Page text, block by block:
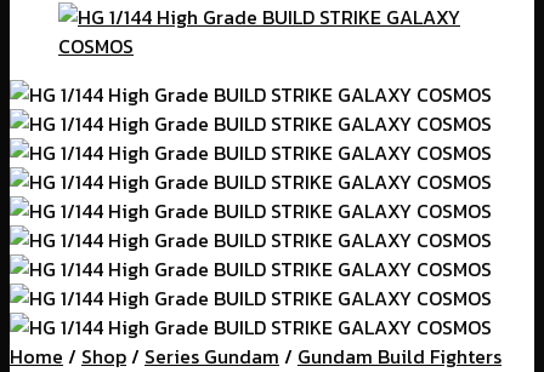
Home / Shop/ Series Gundam / Gundam Build Fighters